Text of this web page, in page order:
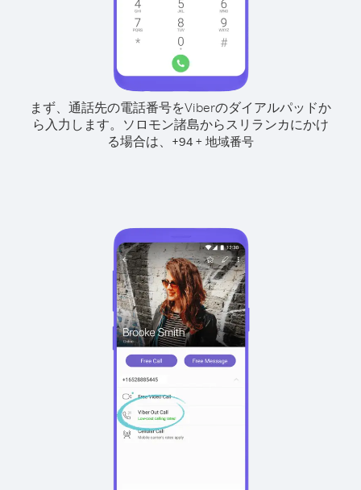
まず、通話先の電話番号をViberのダイアルパッドか
ら入力します。 ソロモン諸島からスリランカにかけ
る場合は、 +94 + 地域番号